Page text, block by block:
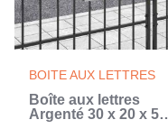
BOITE AUX LETTRES
Boîte aux lettres
Argenté 30 x 20 x 55